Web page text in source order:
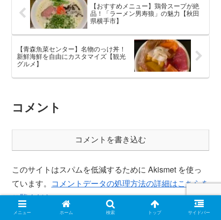
【おすすめメニュー】鶏骨スープが絶
品！「ラーメン男寿狼」の魅力【秋田
県横手市】
【青森魚菜センター】名物のっけ丼！
新鮮海鮮を自由にカスタマイズ【観光
グルメ】
コメント
コメントを書き込む
このサイトはスパムを低減するために Akismet を使っ
ています。 コメントデータの処理方法の詳細はこちらを
ご覧ください。
ホーム 宮城県内グルメ 登米市
メニュー ホーム 検索 トップ サイドバー